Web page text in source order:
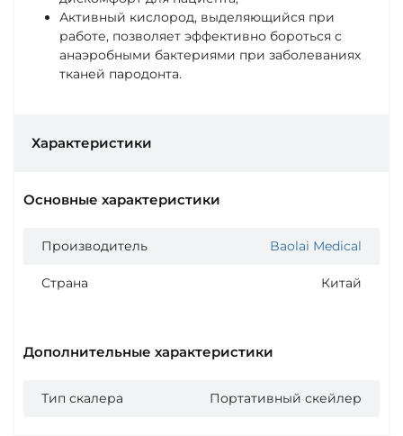
Активный кислород, выделяющийся при
работе, позволяет эффективно бороться с
анаэробными бактериями при заболеваниях
тканей пародонта.
Характеристики
Основные характеристики
Производитель Baolai Medical
Страна Китай
Дополнительные характеристики
Тип скалера Портативный скейлер